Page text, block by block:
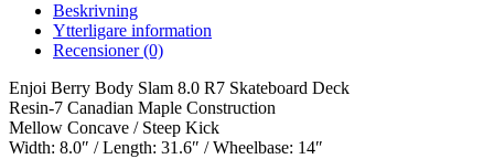
Beskrivning
Ytterligare information
Recensioner (0)
Enjoi Berry Body Slam 8.0 R7 Skateboard Deck
Resin-7 Canadian Maple Construction
Mellow Concave / Steep Kick
Width: 8.0″ / Length: 31.6″ / Wheelbase: 14″